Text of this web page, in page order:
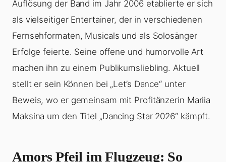
Auflösung der Band im Jahr 2006 etablierte er sich
als vielseitiger Entertainer, der in verschiedenen
Fernsehformaten, Musicals und als Solosänger
Erfolge feierte. Seine offene und humorvolle Art
machen ihn zu einem Publikumsliebling. Aktuell
stellt er sein Können bei „Let’s Dance“ unter
Beweis, wo er gemeinsam mit Profitänzerin Mariia
Maksina um den Titel „Dancing Star 2026“ kämpft.
Amors Pfeil im Flugzeug: So